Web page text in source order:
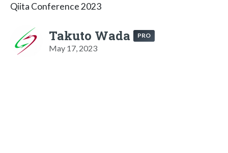
Qiita Conference 2023
Takuto Wada PRO
May 17, 2023